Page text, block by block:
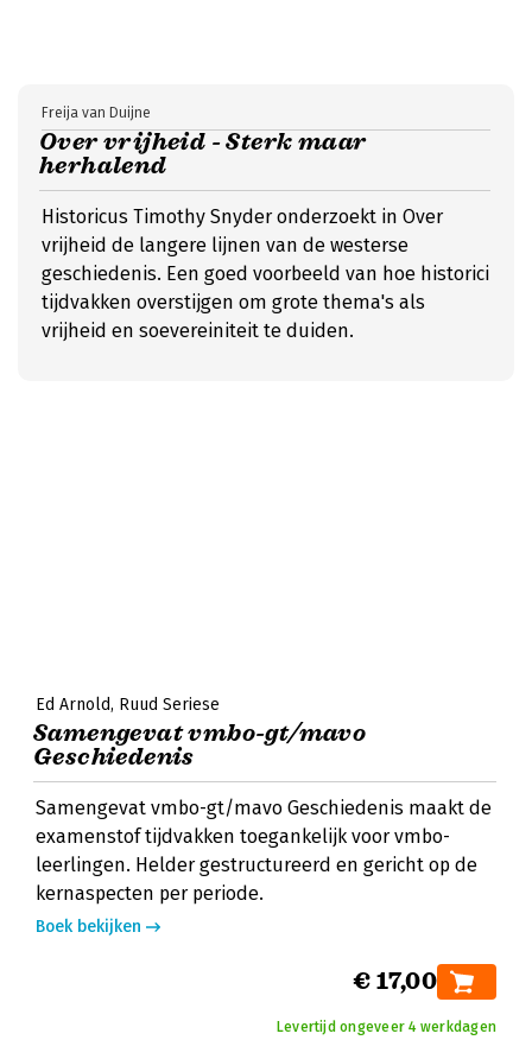
Over vrijheid - Sterk maar
herhalend
Freija van Duijne
Historicus Timothy Snyder onderzoekt in Over
vrijheid de langere lijnen van de westerse
geschiedenis. Een goed voorbeeld van hoe historici
tijdvakken overstijgen om grote thema's als
vrijheid en soevereiniteit te duiden.
Ed Arnold Ruud Seriese
Samengevat vmbo-gt/mavo
Geschiedenis
Samengevat vmbo-gt/mavo Geschiedenis maakt de
examenstof tijdvakken toegankelijk voor vmbo-
leerlingen. Helder gestructureerd en gericht op de
kernaspecten per periode.
Boek bekijken
€ 17,00
Levertijd ongeveer 4 werkdagen